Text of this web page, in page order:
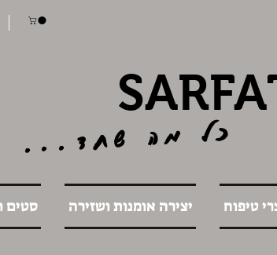
כל מה שחד...
טיפוח יצירה אומנות ושזירה סטים